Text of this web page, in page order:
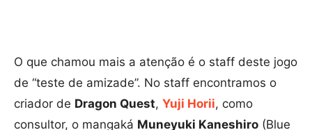
O que chamou mais a atenção é o staff deste jogo
de “teste de amizade”. No staff encontramos o
criador de Dragon Quest, Yuji Horii, como
consultor, o mangaká Muneyuki Kaneshiro (Blue